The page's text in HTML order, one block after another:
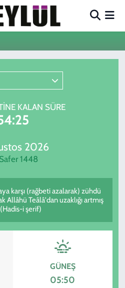
KALAN SÜRE
2026
1448
karşı (rağbeti azalarak) zühdü
Allâhü Teâlâ'dan uzaklığı artmış
i şerif)
GÜNEŞ
05:50
ve Fikstür